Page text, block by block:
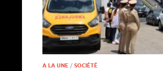
A LA UNE /SOCIÉTÉ